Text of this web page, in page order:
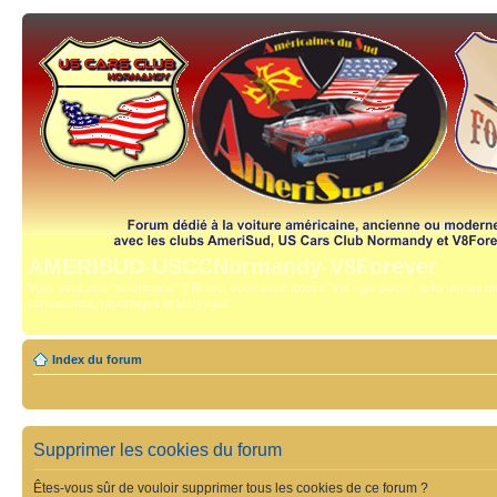
AMERISUD-USCCNormandy-V8Forever
Vous avez une "américaine" ? Bravo, vous avez trouvé "the right place", le forum qui
compétence, reportages et technique.
Index du forum
Supprimer les cookies du forum
Êtes-vous sûr de vouloir supprimer tous les cookies de ce forum ?